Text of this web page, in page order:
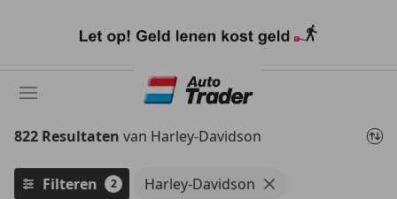
naar
822 Resultaten van Harley-Davidson
Filteren 2 Harley-Davidson